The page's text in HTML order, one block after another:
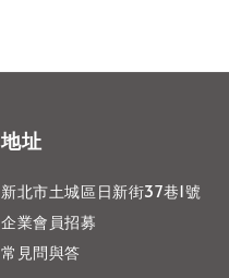
地址
新北市土城區日新街37巷1號
企業會員招募
常見問與答